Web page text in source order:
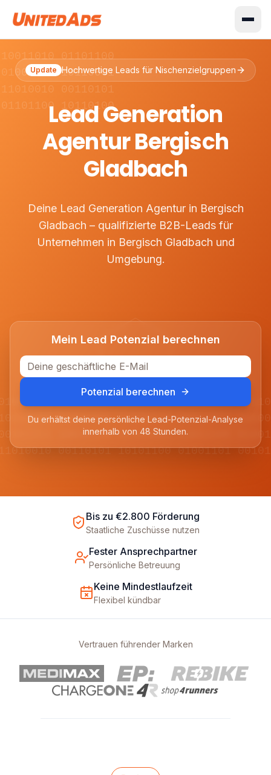
01101100
10110001
00110101
10110100
11010010 00110101 10101100
01011001 11100110 00011011
10010110 01101001 11011100
00110101 10101100 01001101
Update Hochwertige Leads für Nischenzielgruppen
Lead Generation
Agentur Bergisch
Gladbach
Deine Lead Generation Agentur in Bergisch
Gladbach – qualifizierte B2B-Leads für
Unternehmen in Bergisch Gladbach und
Umgebung.
Mein Lead Potenzial berechnen
Potenzial berechnen
Du erhältst deine persönliche Lead-Potenzial-Analyse
innerhalb von 48 Stunden.
Bis zu €2.800 Förderung
Staatliche Zuschüsse nutzen
Fester Ansprechpartner
Persönliche Betreuung
Keine Mindestlaufzeit
Flexibel kündbar
Vertrauen führender Marken